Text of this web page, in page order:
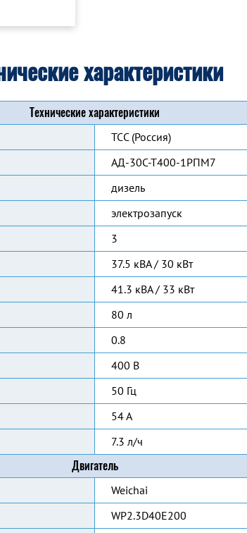
характеристики
Технические характеристики
ТСС (Россия)
АД-30С-Т400-1РПМ7
дизель
электрозапуск
3
37.5 кВА / 30 кВт
41.3 кВА / 33 кВт
80 л
0.8
400 В
50 Гц
54 А
7.3 л/ч
Двигатель
Weichai
WP2.3D40E200